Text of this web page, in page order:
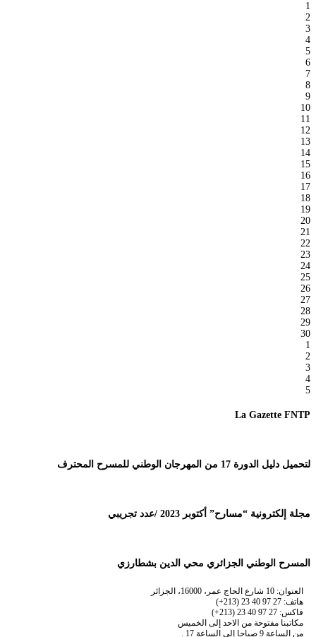
1
2
3
4
5
6
7
8
9
10
11
12
13
14
15
16
17
18
19
20
21
22
23
24
25
26
27
28
29
30
1
2
3
4
5
La Gazette FNTP
لتحميل دليل الدورة 17 من المهرجان الوطني للمسرح المحترف
مجلة إلكترونية “مسارح” أكتوبر 2023 /عدد تجريبي
المسرح الوطني الجزائري محي الدين بشطارزي
العنوان: 10 شارع الحاج عمر، 16000، الجزائر
هاتف: 27 97 40 23 (213+)
فاكس: 27 97 40 23 (213+)
مكاتبنا مفتوحة من الاحد إلى الخميس
من الساعة 9 صباحا إلى الساعة 17 .